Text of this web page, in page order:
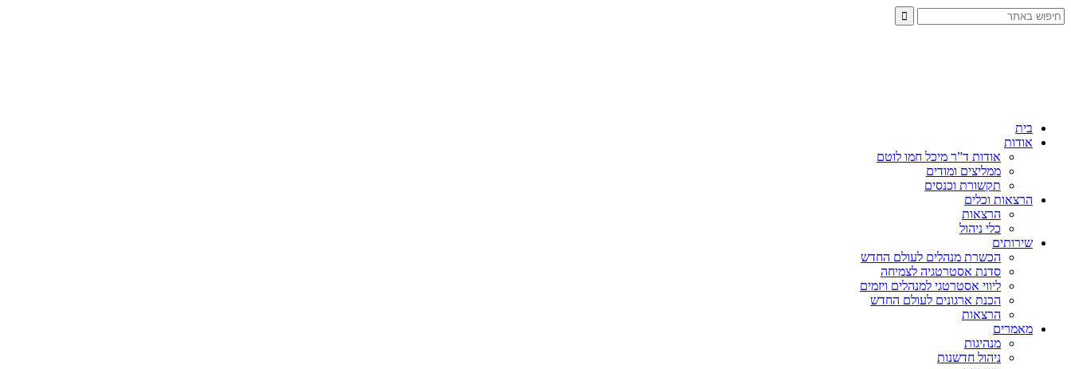
בית
אודות
אודות ד”ר מיכל חמו לוטם
ממליצים ומודים
תקשורת וכנסים
הרצאות וכלים
הרצאות
כלי ניהול
שירותים
הכשרת מנהלים לעולם החדש
סדנת אסטרטגיה לצמיחה
ליווי אסטרטגי למנהלים ויזמים
הכנת ארגונים לעולם החדש
הרצאות
מאמרים
מנהיגות
ניהול חדשנות